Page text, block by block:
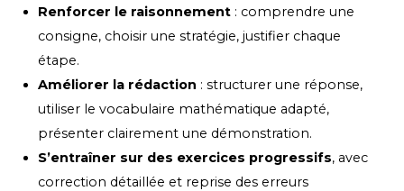
Renforcer le raisonnement : comprendre une
consigne, choisir une stratégie, justifier chaque
étape.
Améliorer la rédaction : structurer une réponse,
utiliser le vocabulaire mathématique adapté,
présenter clairement une démonstration.
S’entraîner sur des exercices progressifs, avec
correction détaillée et reprise des erreurs